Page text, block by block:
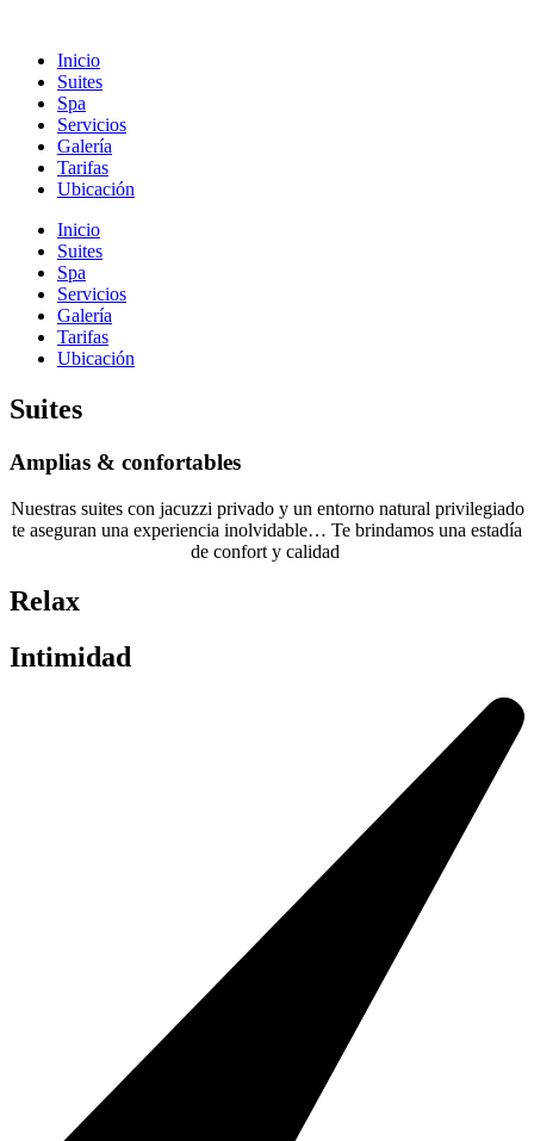
Inicio
Suites
Spa
Servicios
Galería
Tarifas
Ubicación
Inicio
Suites
Spa
Servicios
Galería
Tarifas
Ubicación
Suites
Amplias & confortables
Nuestras suites con jacuzzi privado y un entorno natural privilegiado
te aseguran una experiencia inolvidable… Te brindamos una estadía
de confort y calidad
Relax
Intimidad